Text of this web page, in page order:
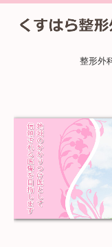
施設・設備のご紹介
骨粗鬆症
交通案内
整形外